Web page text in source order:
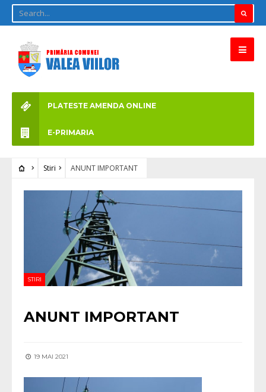
PLATESTE AMENDA ONLINE
E-PRIMARIA
Stiri ANUNT IMPORTANT
STIRI
ANUNT IMPORTANT
19 MAI 2021